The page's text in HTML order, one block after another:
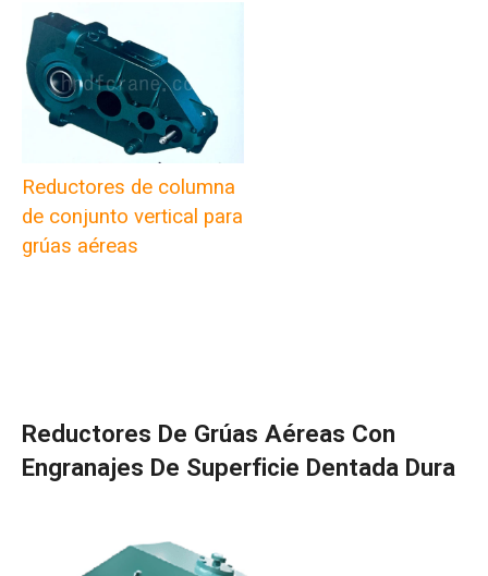
Reductores de columna
de conjunto vertical para
grúas aéreas
Reductores De Grúas Aéreas Con
Engranajes De Superficie Dentada Dura